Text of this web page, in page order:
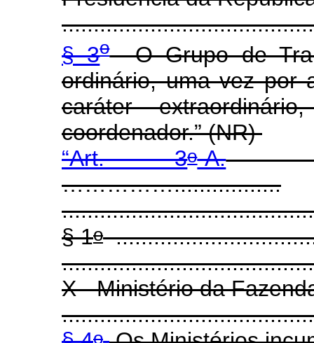
§ 3oO Grupo de
ordinário, uma vez por
caráter
coordenador.”(NR)
“Art. 3o-A.
…………….................
§ 1o
X - Ministério da
o